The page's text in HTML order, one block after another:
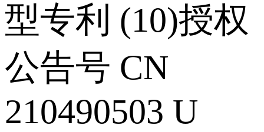
型专利 (10)授权
公告号 CN
210490503 U